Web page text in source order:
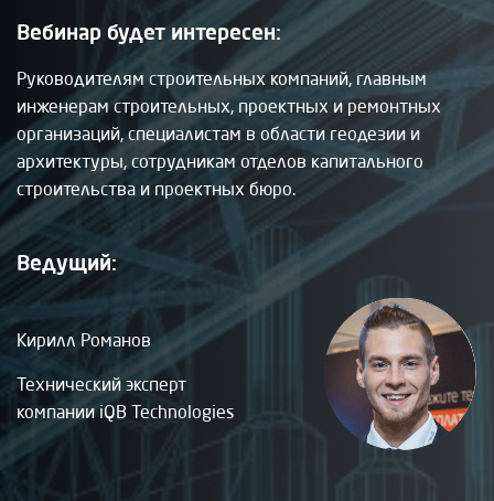
Вебинар будет интересен:
Руководителям строительных компаний, главным
инженерам строительных, проектных и ремонтных
организаций, специалистам в области геодезии и
архитектуры, сотрудникам отделов капитального
строительства и проектных бюро.
Ведущий:
Кирилл Романов
Технический эксперт
компании iQB Technologies